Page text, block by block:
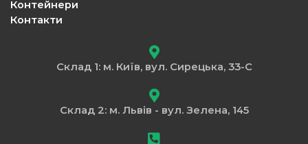
Контейнери
Контакти
Склад 1: м. Київ, вул. Сирецька, 33-С
Склад 2: м. Львів - вул. Зелена, 145